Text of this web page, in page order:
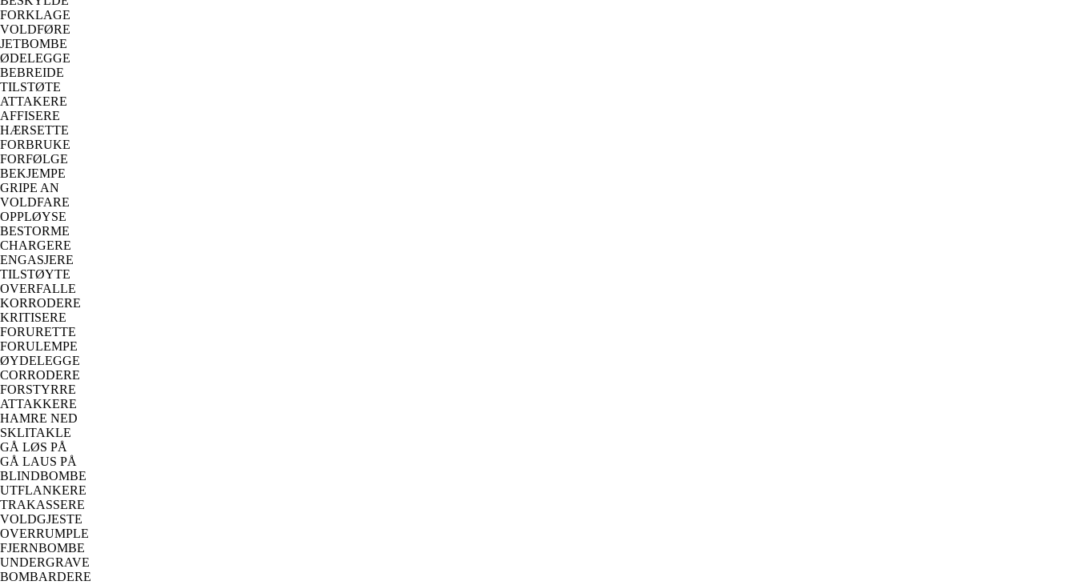
FORKLAGE
VOLDFØRE
JETBOMBE
ØDELEGGE
BEBREIDE
TILSTØTE
ATTAKERE
AFFISERE
HÆRSETTE
FORBRUKE
FORFØLGE
BEKJEMPE
GRIPE AN
VOLDFARE
OPPLØYSE
BESTORME
CHARGERE
ENGASJERE
TILSTØYTE
OVERFALLE
KORRODERE
KRITISERE
FORURETTE
FORULEMPE
ØYDELEGGE
CORRODERE
FORSTYRRE
ATTAKKERE
HAMRE NED
SKLITAKLE
GÅ LØS PÅ
GÅ LAUS PÅ
BLINDBOMBE
UTFLANKERE
TRAKASSERE
VOLDGJESTE
OVERRUMPLE
FJERNBOMBE
UNDERGRAVE
BOMBARDERE